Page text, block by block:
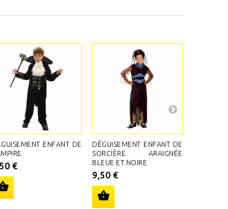
ENFANT DE
€
DÉGUISEMENT ENFANT DE
SORCIÈRE ARAIGNÉE
BLEUE ET NOIRE
9,50 €